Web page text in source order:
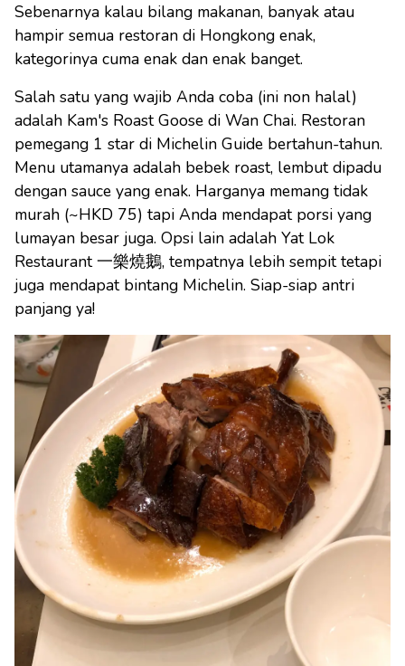
Sebenarnya kalau bilang makanan, banyak atau
hampir semua restoran di Hongkong enak,
kategorinya cuma enak dan enak banget.
Salah satu yang wajib Anda coba (ini non halal)
adalah Kam's Roast Goose di Wan Chai. Restoran
pemegang 1 star di Michelin Guide bertahun-tahun.
Menu utamanya adalah bebek roast, lembut dipadu
dengan sauce yang enak. Harganya memang tidak
murah (~HKD 75) tapi Anda mendapat porsi yang
lumayan besar juga. Opsi lain adalah Yat Lok
Restaurant 一樂燒鵝, tempatnya lebih sempit tetapi
juga mendapat bintang Michelin. Siap-siap antri
panjang ya!